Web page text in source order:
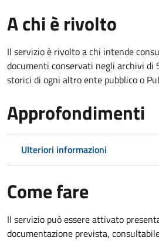
A chi è rivolto
Il servizio è rivolto a chi intende
documenti conservati negli archivi di
storici di ogni altro ente pubblico o
Approfondimenti
Ulteriori informazioni
Come fare
Il servizio può essere attivato
documentazione prevista,